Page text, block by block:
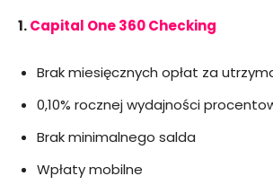
1.Capital One 360 Checking
Brak miesięcznych opłat za
0,10% rocznej wydajności
Brak minimalnego salda
Wpłaty mobilne